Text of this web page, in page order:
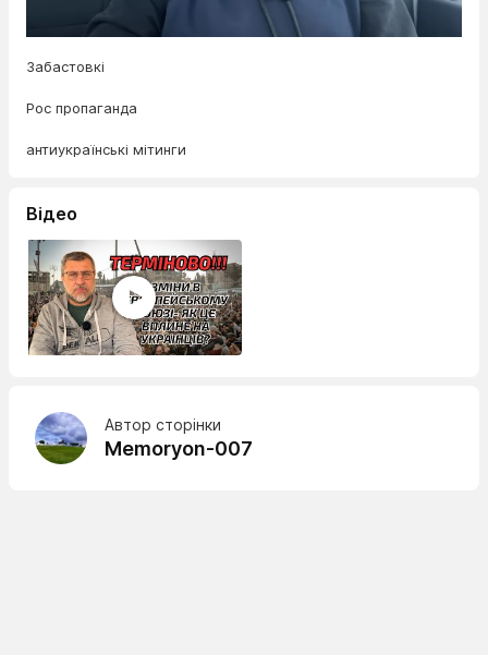
Забастовкі
Рос пропаганда
антиукраїнські мітинги
Відео
Автор сторінки
Memoryon-007